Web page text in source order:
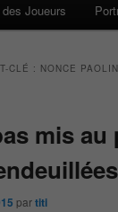
Joueurs
CLÉ : NONCE
mis au
partiti